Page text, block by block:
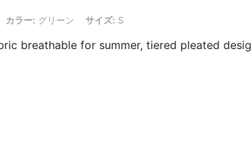
ー: グリーン, サイズ: S
カラー: グリーン サイズ: S
breathable for summer, tiered pleated